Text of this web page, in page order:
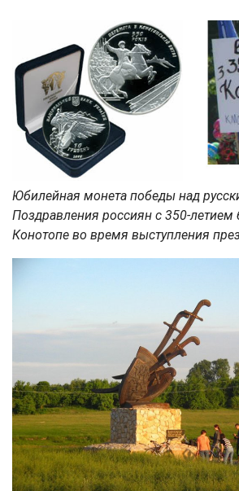
Юбилейная монета победы над
Поздравления россиян с 350-летием
Конотопе во время выступления